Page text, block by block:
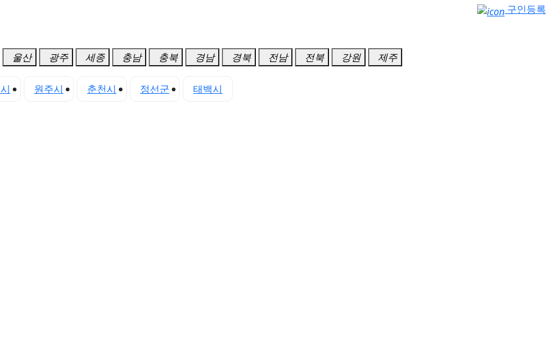
구인등록
울산 광주 세종 충남 충북 경남 경북 전남 전북 강원 제주
원주시 춘천시 정선군 태백시